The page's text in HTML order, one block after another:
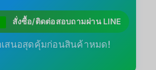
สั่งซื้อ/ติดต่อสอบถามผ่าน LINE
สนอสุดคุ้มก่อนสินค้าหมด!